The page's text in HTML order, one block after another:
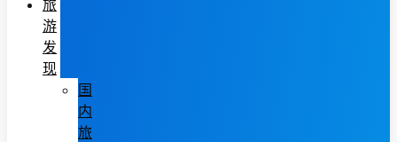
旅
游
发
现
国
内
旅